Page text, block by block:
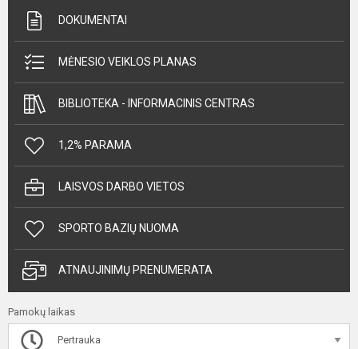
DOKUMENTAI
MĖNESIO VEIKLOS PLANAS
BIBLIOTEKA - INFORMACINIS CENTRAS
1,2% PARAMA
LAISVOS DARBO VIETOS
SPORTO BAZIŲ NUOMA
ATNAUJINIMŲ PRENUMERATA
Pamokų laikas
Pertrauka